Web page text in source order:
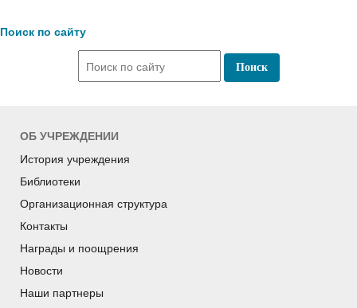
Поиск по сайту
ОБ УЧРЕЖДЕНИИ
История учреждения
Библиотеки
Организационная структура
Контакты
Награды и поощрения
Новости
Наши партнеры